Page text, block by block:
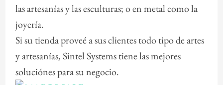
las artesanías y las esculturas; o en metal como la
joyería.
Si su tienda proveé a sus clientes todo tipo de artes
y artesanías, Sintel Systems tiene las mejores
soluciónespara su negocio.